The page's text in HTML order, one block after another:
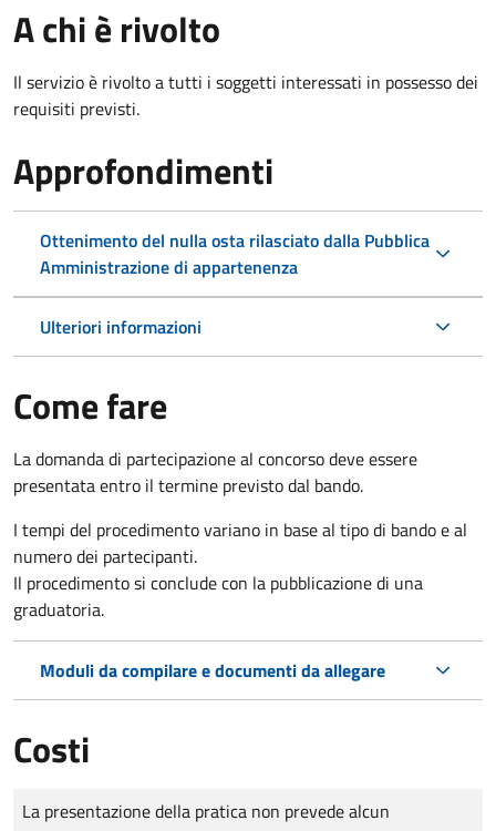
A chi è rivolto
Il servizio è rivolto a tutti i soggetti interessati in possesso dei
requisiti previsti.
Approfondimenti
Ottenimento del nulla osta rilasciato dalla Pubblica
Amministrazione di appartenenza
Ulteriori informazioni
Come fare
La domanda di partecipazione al concorso deve essere
presentata entro il termine previsto dal bando.
I tempi del procedimento variano in base al tipo di bando e al
numero dei partecipanti.
Il procedimento si conclude con la pubblicazione di una
graduatoria.
Moduli da compilare e documenti da allegare
Costi
Tipo di pagamento
Importo
La presentazione della pratica non prevede alcun